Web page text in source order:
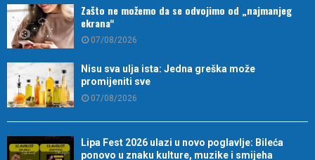
Zašto ne možemo da se odvojimo od „najmanjeg
ekrana“
07/08/2026
Nisu sva ulja ista: Jedna greška može
promijeniti sve
07/08/2026
Lipa Fest 2026 ulazi u novo poglavlje: Bileća
ponovo u znaku kulture, muzike i smijeha